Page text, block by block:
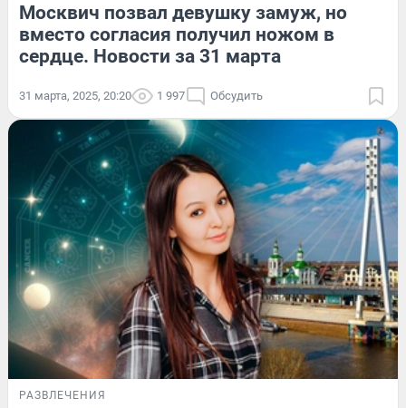
Москвич позвал девушку замуж, но
вместо согласия получил ножом в
сердце. Новости за 31 марта
31 марта, 2025, 20:20 1 997 Обсудить
РАЗВЛЕЧЕНИЯ